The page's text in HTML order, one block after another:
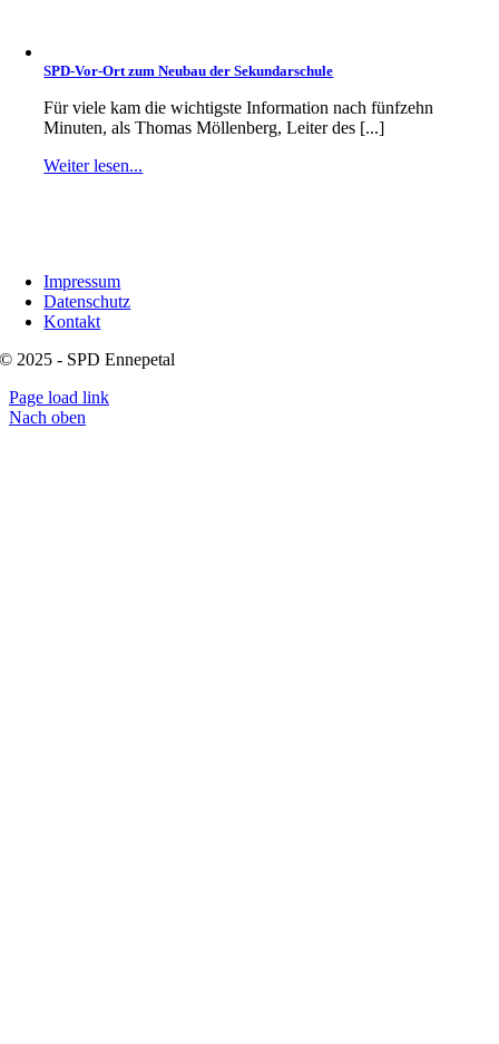
SPD-Vor-Ort zum Neubau der Sekundarschule
Für viele kam die wichtigste Information nach fünfzehn
Minuten, als Thomas Möllenberg, Leiter des [...]
Weiter lesen...
Impressum
Datenschutz
Kontakt
© 2025 - SPD Ennepetal
Page load link
Nach oben